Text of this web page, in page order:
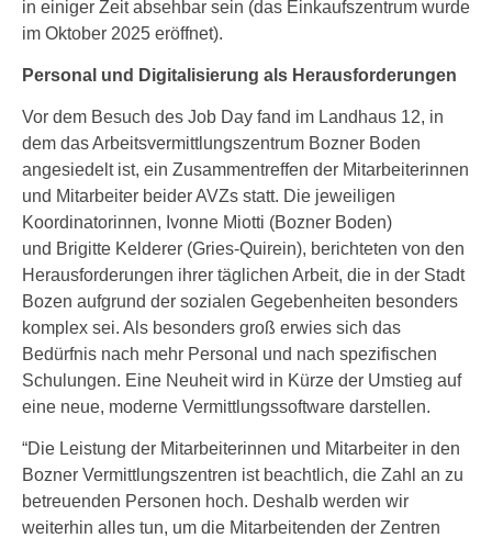
in einiger Zeit absehbar sein (das Einkaufszentrum wurde
im Oktober 2025 eröffnet).
Personal und Digitalisierung als Herausforderungen
Vor dem Besuch des Job Day fand im Landhaus 12, in
dem das Arbeitsvermittlungszentrum Bozner Boden
angesiedelt ist, ein Zusammentreffen der Mitarbeiterinnen
und Mitarbeiter beider AVZs statt. Die jeweiligen
Koordinatorinnen, Ivonne Miotti (Bozner Boden)
und Brigitte Kelderer (Gries-Quirein), berichteten von den
Herausforderungen ihrer täglichen Arbeit, die in der Stadt
Bozen aufgrund der sozialen Gegebenheiten besonders
komplex sei. Als besonders groß erwies sich das
Bedürfnis nach mehr Personal und nach spezifischen
Schulungen. Eine Neuheit wird in Kürze der Umstieg auf
eine neue, moderne Vermittlungssoftware darstellen.
“Die Leistung der Mitarbeiterinnen und Mitarbeiter in den
Bozner Vermittlungszentren ist beachtlich, die Zahl an zu
betreuenden Personen hoch. Deshalb werden wir
weiterhin alles tun, um die Mitarbeitenden der Zentren